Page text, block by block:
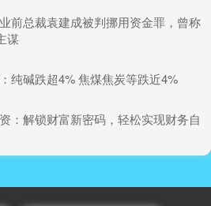
前总裁袁建成被判挪用资金罪，曾称
谋
纯碱跌超4% 焦煤焦炭等跌近4%
：解锁财富新密码，轻松实现财务自